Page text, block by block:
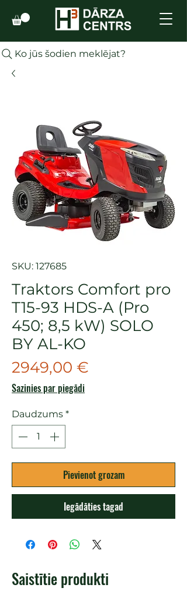
Ko jūs šodien meklējat?
SKU: 127685
Traktors Comfort pro
T15-93 HDS-A (Pro
450; 8,5 kW) SOLO
BY AL-KO
2949,00 €
Sazinies par piegādi
Daudzums *
Pievienot grozam
Iegādāties tagad
Saistītie produkti